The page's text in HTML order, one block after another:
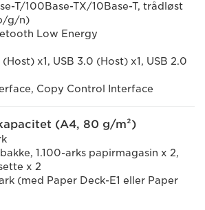
T/100Base-TX/10Base-T, trådløst
g/n)
Low Energy
x1, USB 3.0 (Host) x1, USB 2.0
Copy Control Interface
(A4, 80 g/m²)
1.100-arks papirmagasin x 2,
x 2
(med Paper Deck-E1 eller Paper